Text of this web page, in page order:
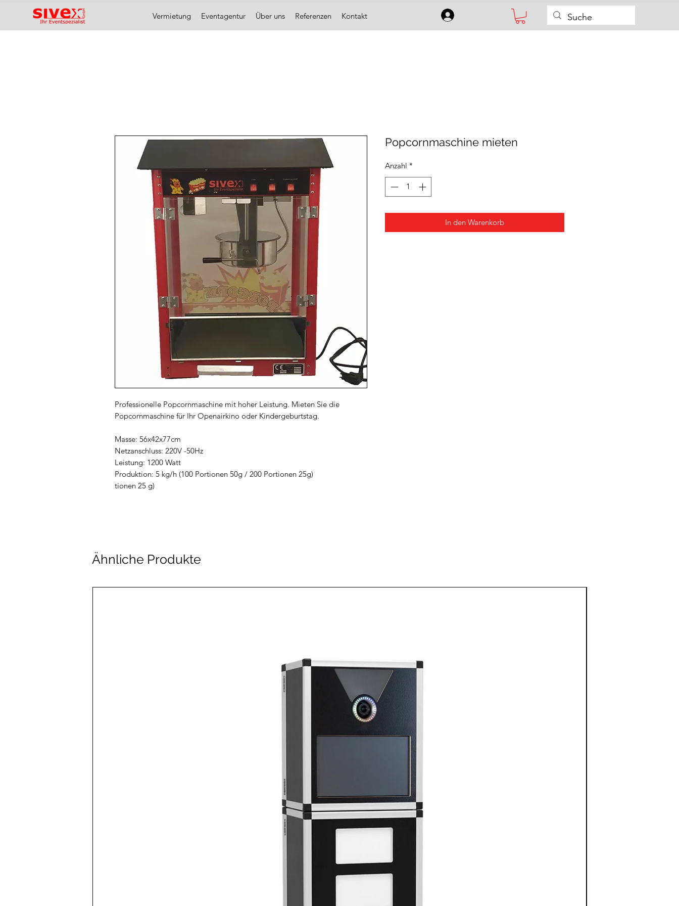
Vermietung Eventagentur Über uns Referenzen Kontakt
Professionelle Popcornmaschine mit hoher Leistung. Mieten Sie die
Popcornmaschine für Ihr Openairkino oder Kindergeburtstag.
Masse: 56x42x77cm
Netzanschluss: 220V -50Hz
Leistung: 1200 Watt
Produktion: 5 kg/h (100 Portionen 50g / 200 Portionen 25g)
tionen 25 g)
Popcornmaschine mieten
Anzahl *
In den Warenkorb
Ähnliche Produkte